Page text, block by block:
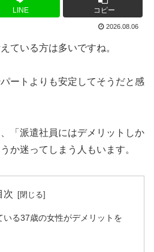
LINE コピー
2026.08.06
ている方は多いですね。
ートよりも安定してそうだと感
「派遣社員にはデメリットしか
か迷ってしまう人もいます。
次
いる37歳の女性がデメリットを